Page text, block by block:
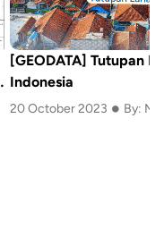
[GEODATA] Tutupan
Indonesia
20 October 2023 • By: